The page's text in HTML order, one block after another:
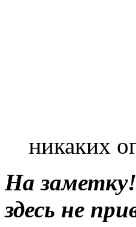
никаких
На
здесь не